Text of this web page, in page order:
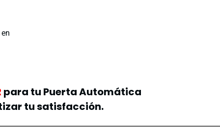
para tu Puerta Automática
tu satisfacción.